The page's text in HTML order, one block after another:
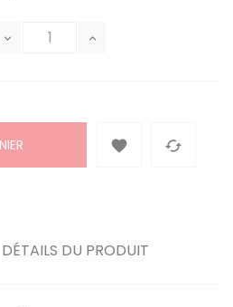
 
DÉTAILS DU PRODUIT